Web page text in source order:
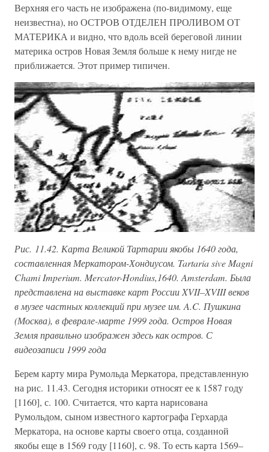
Верхняя его часть не изображена (по-видимому, еще
неизвестна), но ОСТРОВ ОТДЕЛЕН ПРОЛИВОМ ОТ
МАТЕРИКА и видно, что вдоль всей береговой линии
материка остров Новая Земля больше к нему нигде не
приближается. Этот пример типичен.
Рис. 11.42. Карта Великой Тартарии якобы 1640 года,
составленная Меркатором-Хондиусом. Tartaria sive Magni
Chami Imperium. Mercator-Hondius,1640. Amsterdam. Была
представлена на выставке карт России XVII–XVIII веков
в музее частных коллекций при музее им. A.C. Пушкина
(Москва), в феврале-марте 1999 года. Остров Новая
Земля правильно изображен здесь как остров. С
видеозаписи 1999 года
Берем карту мира Румольда Меркатора, представленную
на рис. 11.43. Сегодня историки относят ее к 1587 году
[1160], с. 100. Считается, что карта нарисована
Румольдом, сыном известного картографа Герхарда
Меркатора, на основе карты своего отца, созданной
якобы еще в 1569 году [1160], с. 98. То есть карта 1569–